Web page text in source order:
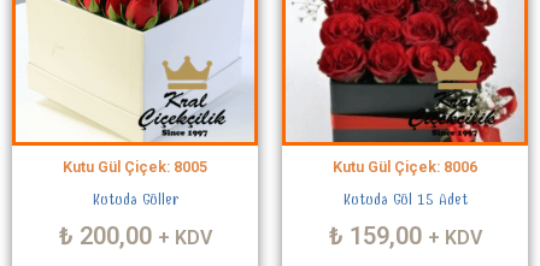
Kutu Gül Çiçek: 8005
Kutuda Güller
₺ 200,00 + KDV
Kutu Gül Çiçek: 8006
Kutuda Gül 15 Adet
₺ 159,00 + KDV